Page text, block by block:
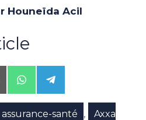
Houneïda Acil
Share
on
WhatsApp
Share
on
Telegram
assurance-santé ,
Axxa